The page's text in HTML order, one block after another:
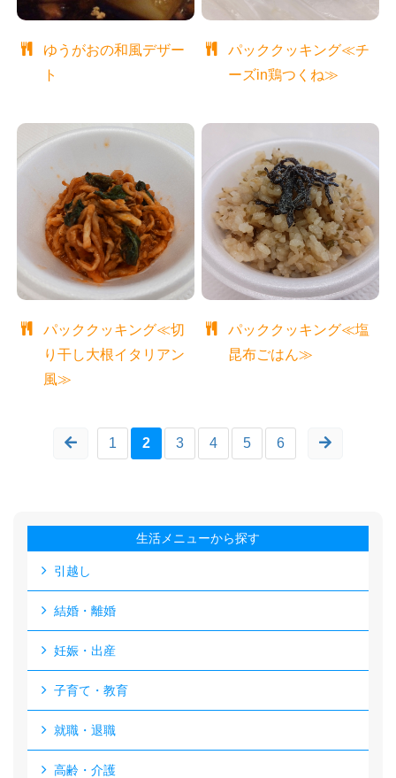
ゆうがおの和風デザー
ト
パッククッキング≪チ
ーズin鶏つくね≫
パッククッキング≪切
り干し大根イタリアン
風≫
パッククッキング≪塩
昆布ごはん≫
1 2 3 4 5 6
生活メニューから探す
引越し
結婚・離婚
妊娠・出産
子育て・教育
就職・退職
高齢・介護